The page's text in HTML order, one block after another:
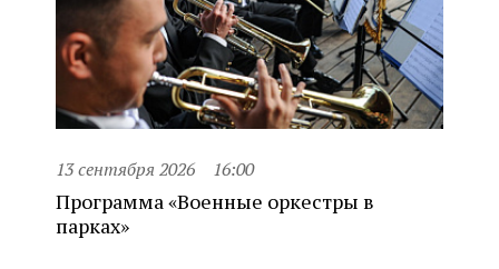
13 сентября 2026 16:00
Программа «Военные оркестры в
парках»